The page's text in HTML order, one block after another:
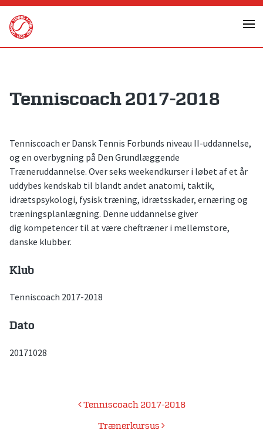
Skip
content
Tenniscoach 2017-2018
Tenniscoach er Dansk Tennis Forbunds niveau II-uddannelse,
og en overbygning på Den Grundlæggende
Træneruddannelse. Over seks weekendkurser i løbet af et år
uddybes kendskab til blandt andet anatomi, taktik,
idrætspsykologi, fysisk træning, idrætsskader, ernæring og
træningsplanlægning. Denne uddannelse giver
dig kompetencer til at være cheftræner i mellemstore,
danske klubber.
Klub
Tenniscoach 2017-2018
Dato
20171028
IndlægsnavigationTenniscoach 2017-2018
Trænerkursus